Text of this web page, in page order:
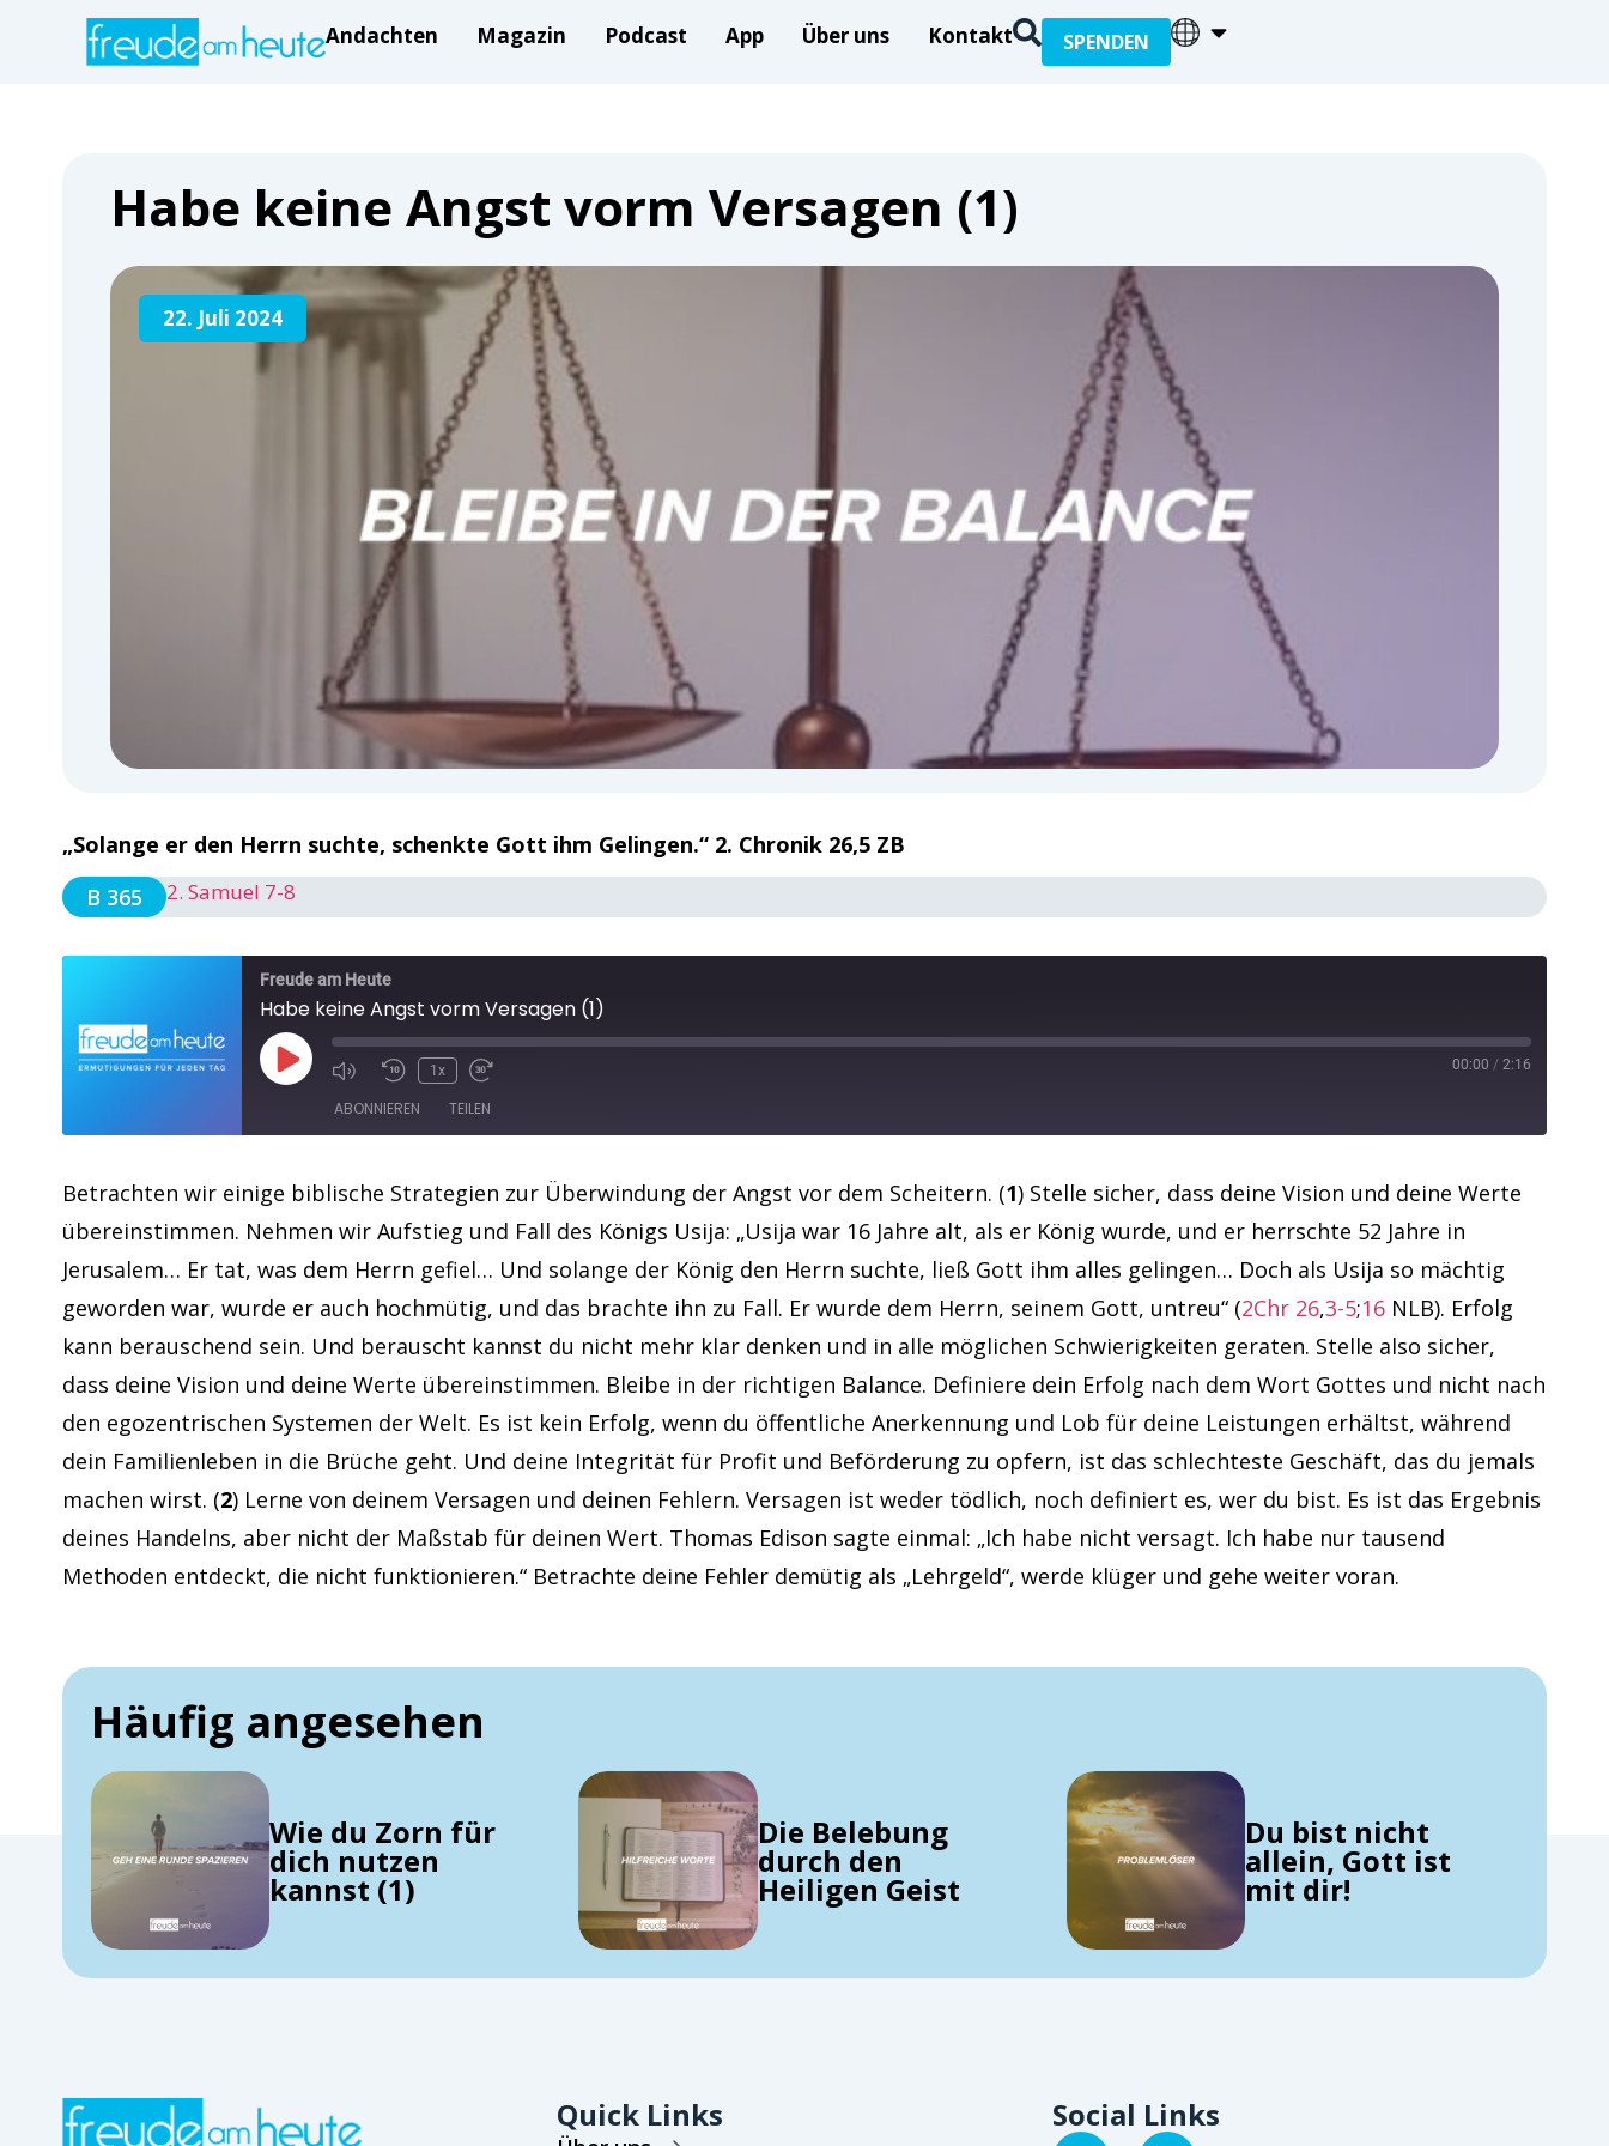
Andachten Magazin Podcast App Über uns Kontakt SPENDEN
Habe keine Angst vorm Versagen (1)
22. Juli 2024
„Solange er den Herrn suchte, schenkte Gott ihm Gelingen.“ 2. Chronik 26,5 ZB
B 365
2. Samuel 7-8
Freude am Heute
Habe keine Angst vorm Versagen (1)
1x 00:00 / 2:16
ABONNIEREN TEILEN
Apple Podcasts Spotify
RSS FEED
TEILEN
LINK
EMBED
Betrachten wir einige biblische Strategien zur Überwindung der Angst vor dem Scheitern. (1) Stelle sicher, dass deine Vision und deine Werte
übereinstimmen. Nehmen wir Aufstieg und Fall des Königs Usija: „Usija war 16 Jahre alt, als er König wurde, und er herrschte 52 Jahre in
Jerusalem… Er tat, was dem Herrn gefiel… Und solange der König den Herrn suchte, ließ Gott ihm alles gelingen… Doch als Usija so mächtig
geworden war, wurde er auch hochmütig, und das brachte ihn zu Fall. Er wurde dem Herrn, seinem Gott, untreu“ (2Chr 26,3-5;16 NLB). Erfolg
kann berauschend sein. Und berauscht kannst du nicht mehr klar denken und in alle möglichen Schwierigkeiten geraten. Stelle also sicher,
dass deine Vision und deine Werte übereinstimmen. Bleibe in der richtigen Balance. Definiere dein Erfolg nach dem Wort Gottes und nicht nach
den egozentrischen Systemen der Welt. Es ist kein Erfolg, wenn du öffentliche Anerkennung und Lob für deine Leistungen erhältst, während
dein Familienleben in die Brüche geht. Und deine Integrität für Profit und Beförderung zu opfern, ist das schlechteste Geschäft, das du jemals
machen wirst. (2) Lerne von deinem Versagen und deinen Fehlern. Versagen ist weder tödlich, noch definiert es, wer du bist. Es ist das Ergebnis
deines Handelns, aber nicht der Maßstab für deinen Wert. Thomas Edison sagte einmal: „Ich habe nicht versagt. Ich habe nur tausend
Methoden entdeckt, die nicht funktionieren.“ Betrachte deine Fehler demütig als „Lehrgeld“, werde klüger und gehe weiter voran.
Häufig angesehen
Wie du Zorn für
dich nutzen
kannst (1)
Die Belebung
durch den
Heiligen Geist
Du bist nicht
allein, Gott ist
mit dir!
Quick Links Social Links